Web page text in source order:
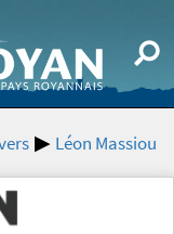
Léon Massiou